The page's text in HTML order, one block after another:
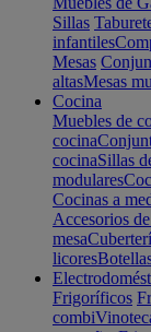
Sillas
infantiles
Mesas
altasMesas
Cocina
Muebles de
cocina
cocinaSillas
modulares
Cocinas a
Accesorios
mesa
licores
Frigoríficos
combi